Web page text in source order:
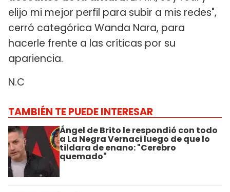
elijo mi mejor perfil para subir a mis redes",
cerró categórica Wanda Nara, para
hacerle frente a las críticas por su
apariencia.
N.C
TAMBIÉN TE PUEDE INTERESAR
Ángel de Brito le respondió con todo
a La Negra Vernaci luego de que lo
tildara de enano: "Cerebro
quemado"